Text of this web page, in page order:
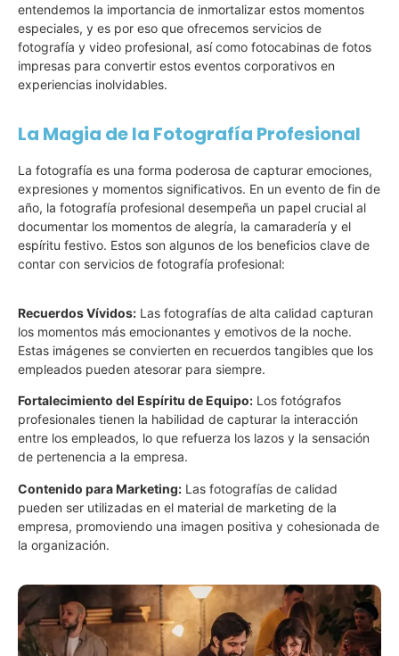
entendemos la importancia de inmortalizar estos momentos
especiales, y es por eso que ofrecemos servicios de
fotografía y video profesional, así como fotocabinas de fotos
impresas para convertir estos eventos corporativos en
experiencias inolvidables.
La Magia de la Fotografía Profesional
La fotografía es una forma poderosa de capturar emociones,
expresiones y momentos significativos. En un evento de fin de
año, la fotografía profesional desempeña un papel crucial al
documentar los momentos de alegría, la camaradería y el
espíritu festivo. Estos son algunos de los beneficios clave de
contar con servicios de fotografía profesional:
Recuerdos Vívidos: Las fotografías de alta calidad capturan
los momentos más emocionantes y emotivos de la noche.
Estas imágenes se convierten en recuerdos tangibles que los
empleados pueden atesorar para siempre.
Fortalecimiento del Espíritu de Equipo: Los fotógrafos
profesionales tienen la habilidad de capturar la interacción
entre los empleados, lo que refuerza los lazos y la sensación
de pertenencia a la empresa.
Contenido para Marketing: Las fotografías de calidad
pueden ser utilizadas en el material de marketing de la
empresa, promoviendo una imagen positiva y cohesionada de
la organización.